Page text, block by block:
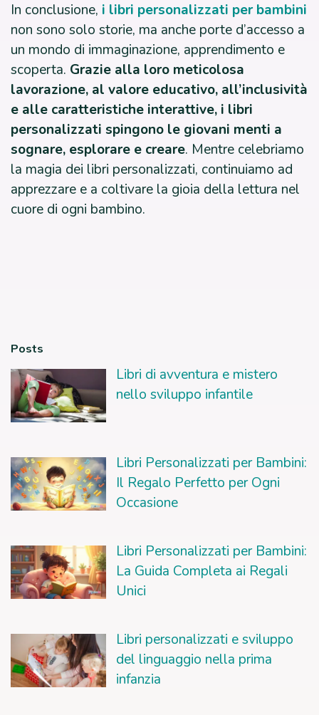
In conclusione, i libri personalizzati per bambini
non sono solo storie, ma anche porte d’accesso a
un mondo di immaginazione, apprendimento e
scoperta. Grazie alla loro meticolosa
lavorazione, al valore educativo, all’inclusività
e alle caratteristiche interattive, i libri
personalizzati spingono le giovani menti a
sognare, esplorare e creare. Mentre celebriamo
la magia dei libri personalizzati, continuiamo ad
apprezzare e a coltivare la gioia della lettura nel
cuore di ogni bambino.
Posts
Libri di avventura e mistero
nello sviluppo infantile
Libri Personalizzati per Bambini:
Il Regalo Perfetto per Ogni
Occasione
Libri Personalizzati per Bambini:
La Guida Completa ai Regali
Unici
Libri personalizzati e sviluppo
del linguaggio nella prima
infanzia